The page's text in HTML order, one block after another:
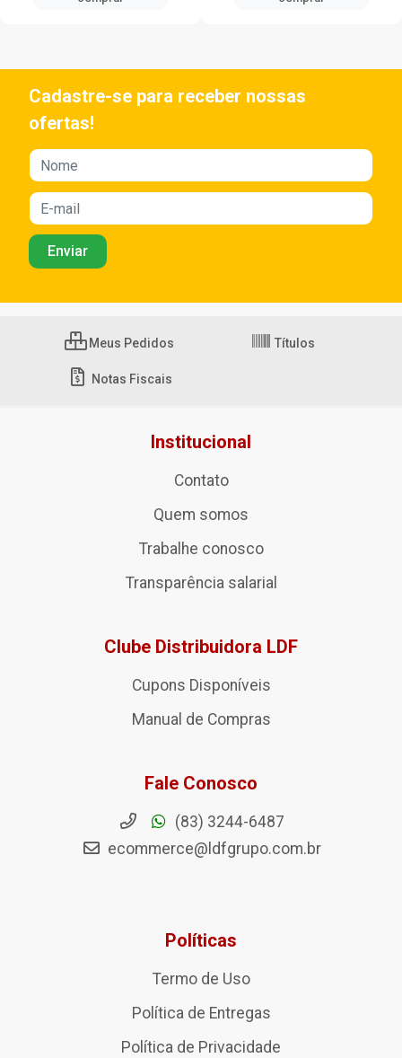
Cadastre-se para receber nossas
ofertas!
Meus Pedidos Títulos
Notas Fiscais
Institucional
Contato
Quem somos
Trabalhe conosco
Transparência salarial
Clube Distribuidora LDF
Cupons Disponíveis
Manual de Compras
Fale Conosco
(83) 3244-6487
ecommerce@ldfgrupo.com.br
Políticas
Termo de Uso
Política de Entregas
Política de Privacidade